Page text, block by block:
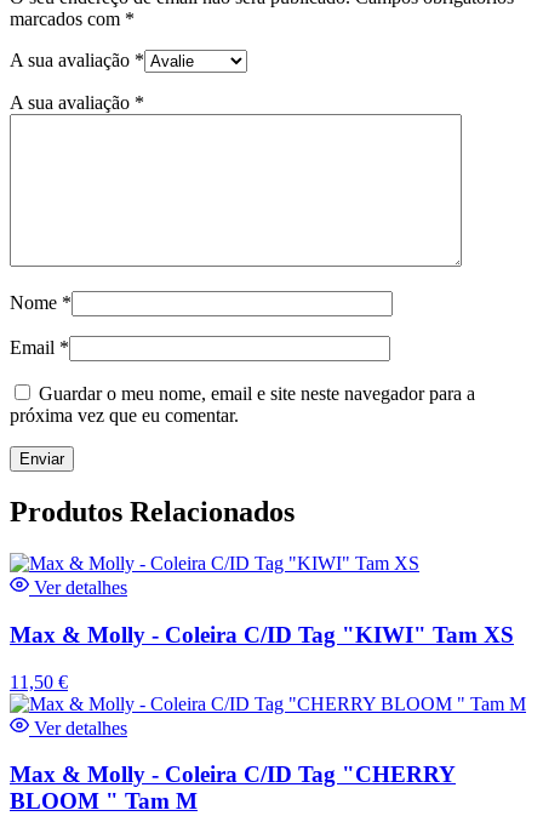
marcados com *
A sua avaliação *
A sua avaliação *
Nome *
Email *
Guardar o meu nome, email e site neste navegador para a
próxima vez que eu comentar.
Produtos Relacionados
Ver detalhes
Max & Molly - Coleira C/ID Tag "KIWI" Tam XS
11,50 €
Ver detalhes
Max & Molly - Coleira C/ID Tag "CHERRY
BLOOM " Tam M